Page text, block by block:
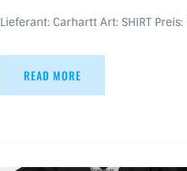
Lieferant: Carhartt Art: SHIRT
READ MORE